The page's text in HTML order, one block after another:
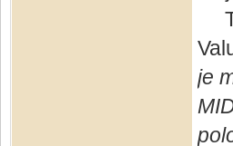
je